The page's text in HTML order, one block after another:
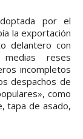
por el
la exportación
delantero con
reses
incompletos
despachos de
como
tapa de asado,